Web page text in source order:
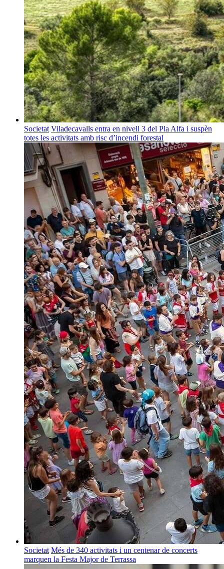
Societat Viladecavalls entra en nivell 3 del Pla Alfa i suspèn
totes les activitats amb risc d’incendi forestal
Societat Més de 340 activitats i un centenar de concerts
marquen la Festa Major de Terrassa